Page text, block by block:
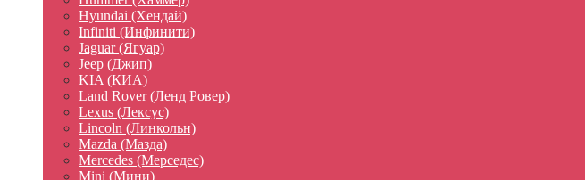
Hyundai (Хендай)
Infiniti (Инфинити)
Jaguar (Ягуар)
Jeep (Джип)
KIA (КИА)
Land Rover (Ленд Ровер)
Lexus (Лексус)
Lincoln (Линкольн)
Mazda (Мазда)
Mercedes (Мерседес)
Mini (Мини)